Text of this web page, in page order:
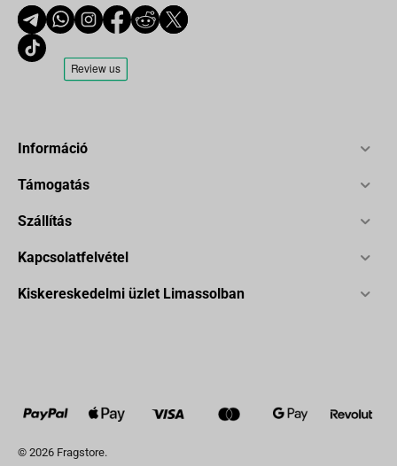
Információ
Támogatás
Szállítás
Kapcsolatfelvétel
Kiskereskedelmi üzlet Limassolban
© 2026 Fragstore.